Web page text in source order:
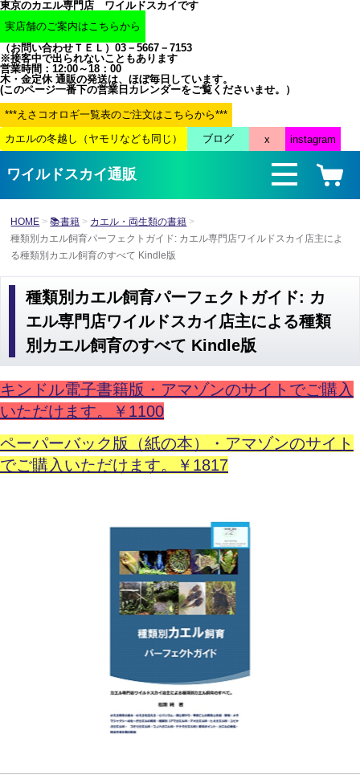
東京のカエル専門店 ワイルドスカイです
（お問い合わせＴＥＬ）03－5667－7153
※接客中で出られないこともあります
営業時間：12:00～18：00
木・金定休 通販の発送は、ほぼ毎日しています。
(このページ一番下の営業日カレンダーをご覧くださいませ。）
ワイルドスカイ通販
HOME 📚書籍
カエル・両生類の書籍
種類別カエル飼育パーフェクトガイド: カエル専門店ワイルドスカイ店主によ
る種類別カエル飼育のすべて Kindle版
種類別カエル飼育パーフェクトガイド: カ
エル専門店ワイルドスカイ店主による種類
別カエル飼育のすべて Kindle版
キンドル電子書籍版・アマゾンのサイトでご購入
いただけます。￥1100
ペーパーバック版（紙の本）・アマゾンのサイト
でご購入いただけます。￥1817